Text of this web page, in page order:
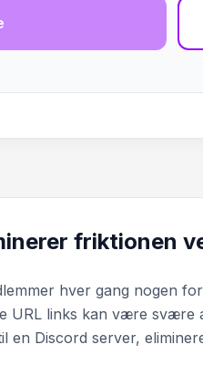
friktionen
hver gang nogen
URL links kan være
en Discord server,